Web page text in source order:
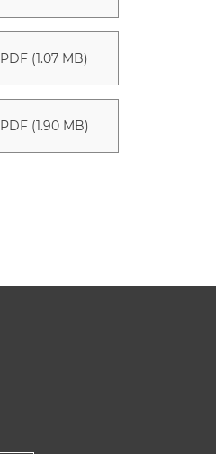
PDF (1.07 MB)
PDF (1.90 MB)